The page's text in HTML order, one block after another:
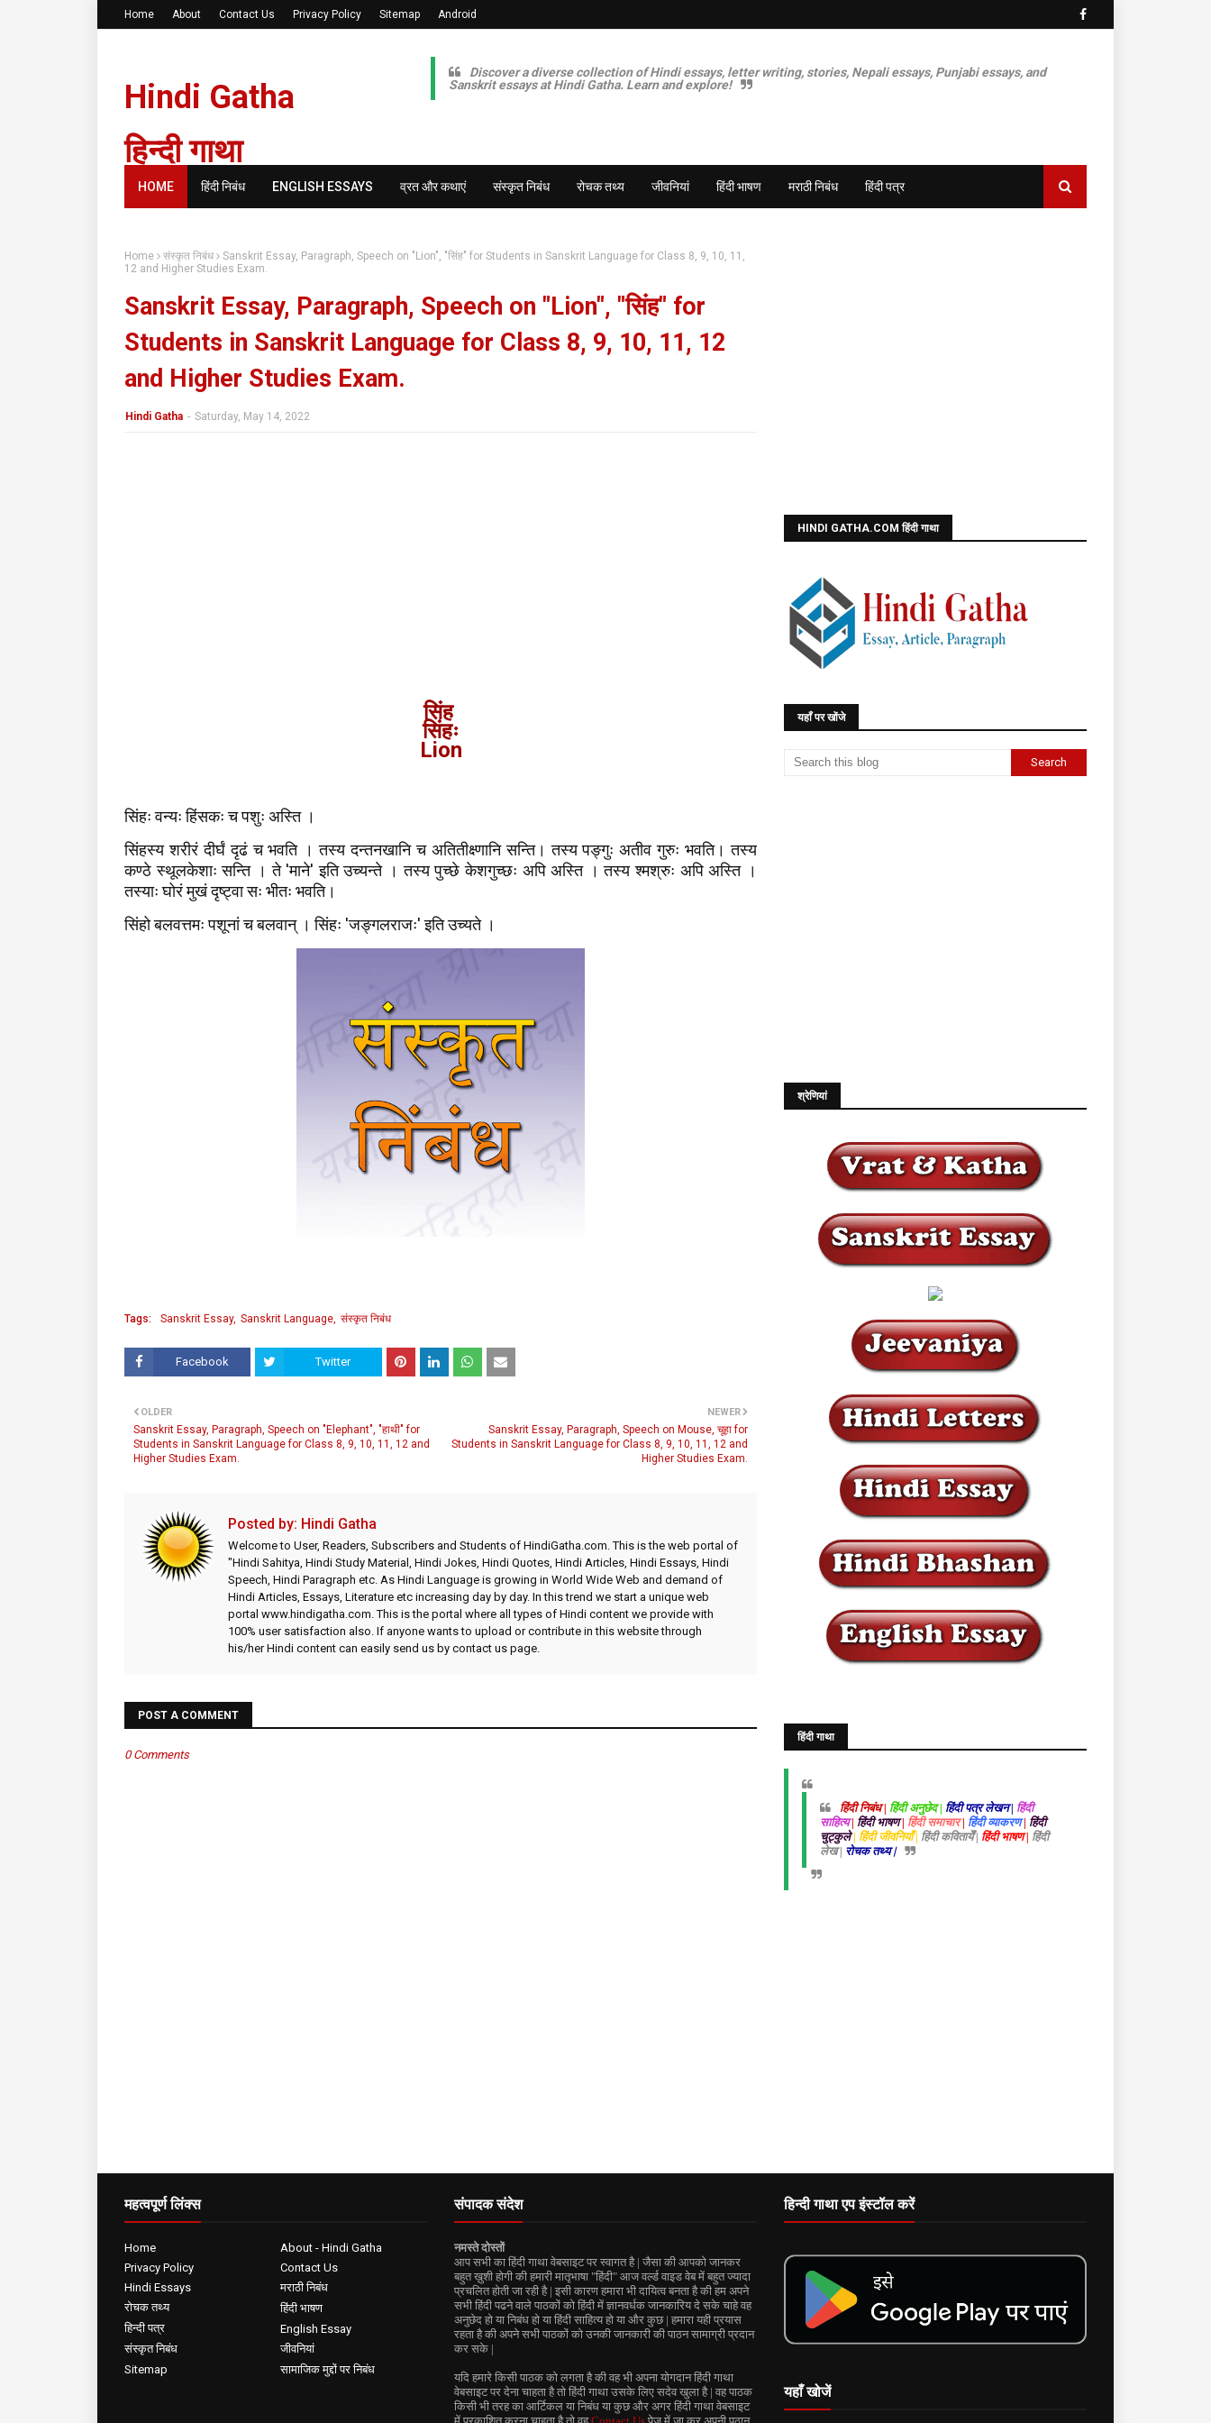
Home About Contact Us Privacy Policy Sitemap Android
Hindi Gatha
हिन्दी गाथा
Discover a diverse collection of Hindi essays, letter writing, stories, Nepali essays, Punjabi essays, and
Sanskrit essays at Hindi Gatha. Learn and explore!
HOME हिंदी निबंध ENGLISH ESSAYS व्रत और कथाएं संस्कृत निबंध रोचक तथ्य जीवनियां हिंदी भाषण मराठी निबंध हिंदी पत्र
Home संस्कृत निबंध
Sanskrit Essay, Paragraph, Speech on "Lion", "सिंह" for Students in Sanskrit Language for Class 8, 9, 10, 11,
12 and Higher Studies Exam.
Sanskrit Essay, Paragraph, Speech on "Lion", "सिंह" for
Students in Sanskrit Language for Class 8, 9, 10, 11, 12
and Higher Studies Exam.
Hindi Gatha - Saturday, May 14, 2022
सिंह
सिंहः
Lion
सिंहः वन्यः हिंसकः च पशुः अस्ति ।
सिंहस्य शरीरं दीर्घं दृढं च भवति । तस्य दन्तनखानि च अतितीक्ष्णानि सन्ति। तस्य पङ्गुः अतीव गुरुः भवति। तस्य
कण्ठे स्थूलकेशाः सन्ति । ते 'माने' इति उच्यन्ते । तस्य पुच्छे केशगुच्छः अपि अस्ति । तस्य श्मश्रुः अपि अस्ति ।
तस्याः घोरं मुखं दृष्ट्वा सः भीतः भवति।
सिंहो बलवत्तमः पशूनां च बलवान् । सिंहः 'जङ्गलराजः' इति उच्यते ।
Tags: Sanskrit Essay Sanskrit Language संस्कृत निबंध
Facebook Twitter
NEWER
Sanskrit Essay, Paragraph, Speech on Mouse, चूहा for
Students in Sanskrit Language for Class 8, 9, 10, 11, 12 and
Higher Studies Exam.
OLDER
Sanskrit Essay, Paragraph, Speech on "Elephant", "हाथी" for
Students in Sanskrit Language for Class 8, 9, 10, 11, 12 and
Higher Studies Exam.
Posted by: Hindi Gatha
Welcome to User, Readers, Subscribers and Students of HindiGatha.com. This is the web portal of
"Hindi Sahitya, Hindi Study Material, Hindi Jokes, Hindi Quotes, Hindi Articles, Hindi Essays, Hindi
Speech, Hindi Paragraph etc. As Hindi Language is growing in World Wide Web and demand of
Hindi Articles, Essays, Literature etc increasing day by day. In this trend we start a unique web
portal www.hindigatha.com. This is the portal where all types of Hindi content we provide with
100% user satisfaction also. If anyone wants to upload or contribute in this website through
his/her Hindi content can easily send us by contact us page.
POST A COMMENT
0 Comments
HINDI GATHA.COM हिंदी गाथा
यहाँ पर खोंजे
श्रेणियां
हिंदी गाथा
हिंदी निबंध | हिंदी अनुछेद | हिंदी पत्र लेखन | हिंदी
साहित्य| हिंदी भाषण| हिंदी समाचार| हिंदी व्याकरण| हिंदी
चुट्कुले| हिंदी जीवनियाँ | हिंदी कवितायेँ | हिंदी भाषण | हिंदी
लेख | रोचक तथ्य |
महत्वपूर्ण लिंक्स
Home
About - Hindi Gatha
Privacy Policy
Contact Us
Hindi Essays
मराठी निबंध
रोचक तथ्य
हिंदी भाषण
हिन्दी पत्र
English Essay
संस्कृत निबंध
जीवनियां
Sitemap
सामाजिक मुद्दों पर निबंध
संपादक संदेश
नमस्ते दोस्तों
आप सभी का हिंदी गाथा वेबसाइट पर स्वागत है | जैसा की आपको जानकर
बहुत ख़ुशी होगी की हमारी मातृभाषा "हिंदी" आज वर्ल्ड वाइड वेब में बहुत ज्यादा
प्रचलित होती जा रही है | इसी कारण हमारा भी दायित्व बनता है की हम अपने
सभी हिंदी पढने वाले पाठकों को हिंदी में ज्ञानवर्धक जानकारिय दे सके चाहे वह
अनुछेद हो या निबंध हो या हिंदी साहित्य हो या और कुछ | हमारा यही प्रयास
रहता है की अपने सभी पाठकों को उनकी जानकारी की पाठन सामाग्री प्रदान
कर सके |
यदि हमारे किसी पाठक को लगता है की वह भी अपना योगदान हिंदी गाथा
वेबसाइट पर देना चाहता है तो हिंदी गाथा उसके लिए सदेव खुला है | वह पाठक
किसी भी तरह का आर्टिकल या निबंध या कुछ और अगर हिंदी गाथा वेबसाइट
हिन्दी गाथा एप इंस्टॉल करें
यहाँ खोजें